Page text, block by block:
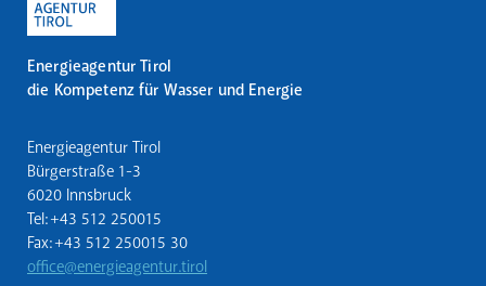
Energieagentur Tirol
die Kompetenz für Wasser und Energie
Energieagentur Tirol
Bürgerstraße 1-3
6020 Innsbruck
Tel: +43 512 250015
Fax: +43 512 250015 30
office@energieagentur.tirol